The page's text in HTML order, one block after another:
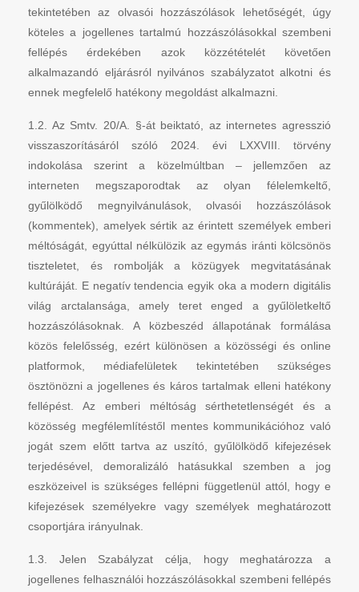
tekintetében az olvasói hozzászólások lehetőségét, úgy
köteles a jogellenes tartalmú hozzászólásokkal szembeni
fellépés érdekében azok közzétételét követően
alkalmazandó eljárásról nyilvános szabályzatot alkotni és
ennek megfelelő hatékony megoldást alkalmazni.
1.2. Az Smtv. 20/A. §-át beiktató, az internetes agresszió
visszaszorításáról szóló 2024. évi LXXVIII. törvény
indokolása szerint a közelmúltban – jellemzően az
interneten megszaporodtak az olyan félelemkeltő,
gyűlölködő megnyilvánulások, olvasói hozzászólások
(kommentek), amelyek sértik az érintett személyek emberi
méltóságát, egyúttal nélkülözik az egymás iránti kölcsönös
tiszteletet, és rombolják a közügyek megvitatásának
kultúráját. E negatív tendencia egyik oka a modern digitális
világ arctalansága, amely teret enged a gyűlöletkeltő
hozzászólásoknak. A közbeszéd állapotának formálása
közös felelősség, ezért különösen a közösségi és online
platformok, médiafelületek tekintetében szükséges
ösztönözni a jogellenes és káros tartalmak elleni hatékony
fellépést. Az emberi méltóság sérthetetlenségét és a
közösség megfélemlítéstől mentes kommunikációhoz való
jogát szem előtt tartva az uszító, gyűlölködő kifejezések
terjedésével, demoralizáló hatásukkal szemben a jog
eszközeivel is szükséges fellépni függetlenül attól, hogy e
kifejezések személyekre vagy személyek meghatározott
csoportjára irányulnak.
1.3. Jelen Szabályzat célja, hogy meghatározza a
jogellenes felhasználói hozzászólásokkal szembeni fellépés